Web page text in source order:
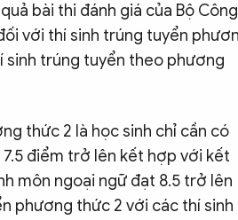
bài thi đánh giá của Bộ Công
với thí sinh trúng tuyển
sinh trúng tuyển theo phương
thức 2 là học sinh chỉ cần có
điểm trở lên kết hợp với kết
môn ngoại ngữ đạt 8.5 trở lên
phương thức 2 với các thí sinh